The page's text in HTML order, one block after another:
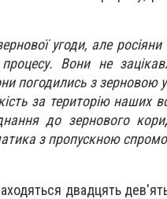
угоди, але
Вони не
погодились з зерновою
за територію наших
до зернового
з пропускною
двадцять